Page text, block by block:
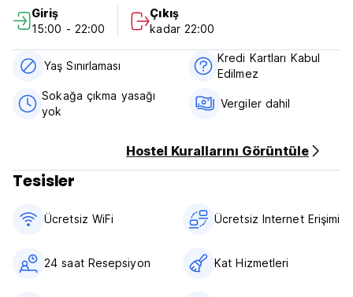
of your stay.
Check in from 15.00 to 22.00
Check out before 13.00
Payment upon arrival by cash
Taxes included
Reception 8.00 to 22.00
No curfew
Giriş
15:00 - 22:00
Çıkış
kadar 22:00
Yaş Sınırlaması
Kredi Kartları Kabul
Edilmez
Sokağa çıkma yasağı
yok
Vergiler dahil
Hostel Kurallarını Görüntüle
Tesisler
Ücretsiz WiFi Ücretsiz Internet Erişimi
24 saat Resepsiyon Kat Hizmetleri